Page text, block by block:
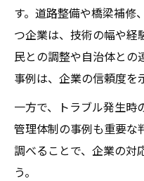
す。道路整備や橋梁補修
つ企業は、技術の幅や経
民との調整や自治体との
事例は、企業の信頼度を
一方で、トラブル発生時
管理体制の事例も重要な
調べることで、企業の対
う。